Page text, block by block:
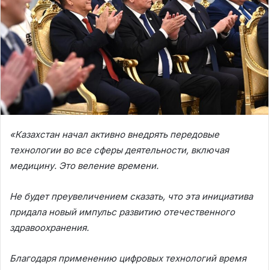
«Казахстан начал активно внедрять передовые
технологии во все сферы деятельности, включая
медицину. Это веление времени.
Не будет преувеличением сказать, что эта инициатива
придала новый импульс развитию отечественного
здравоохранения.
Благодаря применению цифровых технологий время